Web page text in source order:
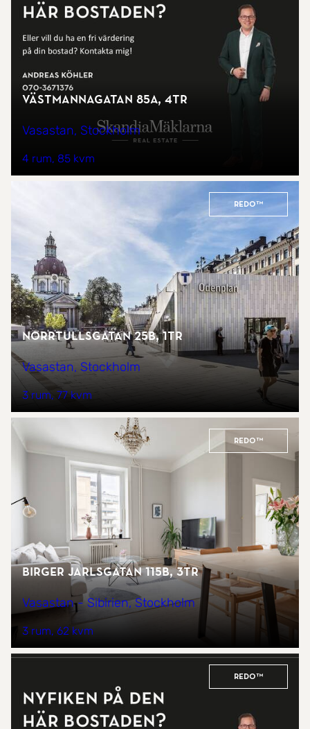
Västmannagatan 85A, 4tr
Vasastan, Stockholm
4 rum 85 kvm
REDO™
Norrtullsgatan 25B, 1tr
Vasastan, Stockholm
3 rum 77 kvm
REDO™
Birger Jarlsgatan 115B, 3tr
Vasastan - Sibirien, Stockholm
3 rum 62 kvm
REDO™